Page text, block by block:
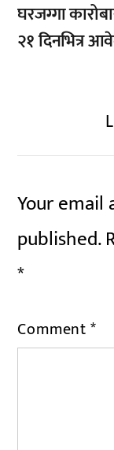
घरजग्गा
२१ दिनभित्र
Your email
published.
*
Comment*